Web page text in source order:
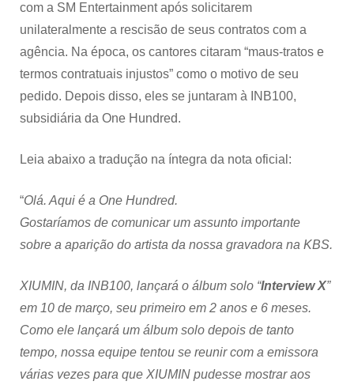
com a SM Entertainment após solicitarem
unilateralmente a rescisão de seus contratos com a
agência. Na época, os cantores citaram “maus-tratos e
termos contratuais injustos” como o motivo de seu
pedido. Depois disso, eles se juntaram à INB100,
subsidiária da One Hundred.
Leia abaixo a tradução na íntegra da nota oficial:
“Olá. Aqui é a One Hundred.
Gostaríamos de comunicar um assunto importante
sobre a aparição do artista da nossa gravadora na KBS.
XIUMIN, da INB100, lançará o álbum solo “Interview X”
em 10 de março, seu primeiro em 2 anos e 6 meses.
Como ele lançará um álbum solo depois de tanto
tempo, nossa equipe tentou se reunir com a emissora
várias vezes para que XIUMIN pudesse mostrar aos